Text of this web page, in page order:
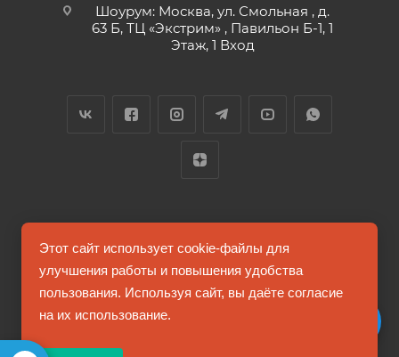
Шоурум: Москва, ул. Смольная , д.
63 Б, ТЦ «Экстрим» , Павильон Б-1, 1
Этаж, 1 Вход
2026 © FUTUMAG.RU
Информация на сайте не является публичной офертой
Этот сайт использует cookie-файлы для
улучшения работы и повышения удобства
пользования. Используя сайт, вы даёте согласие
на их использование.